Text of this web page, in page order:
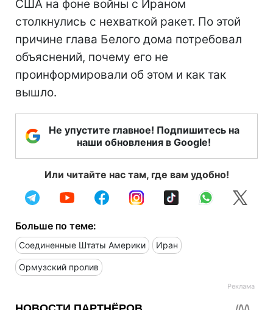
США на фоне войны с Ираном
столкнулись с нехваткой ракет. По этой
причине глава Белого дома потребовал
объяснений, почему его не
проинформировали об этом и как так
вышло.
Не упустите главное! Подпишитесь на
наши обновления в Google!
Или читайте нас там, где вам удобно!
Больше по теме:
Соединенные Штаты Америки Иран
Ормузский пролив